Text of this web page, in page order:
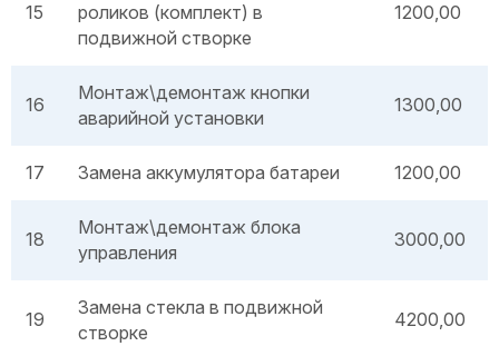
15
роликов (комплект) в
подвижной створке
1200,00
16
Монтаж\демонтаж кнопки
аварийной установки
1300,00
17 Замена аккумулятора батареи 1200,00
18
Монтаж\демонтаж блока
управления
3000,00
19
Замена стекла в подвижной
створке
4200,00